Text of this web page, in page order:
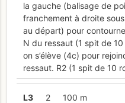
la gauche (balisage de
franchement à droite
au départ) pour
N du ressaut (1 spit de
on s’élève (4c) pour
ressaut. R2 (1 spit de 10
L3 2 100 m